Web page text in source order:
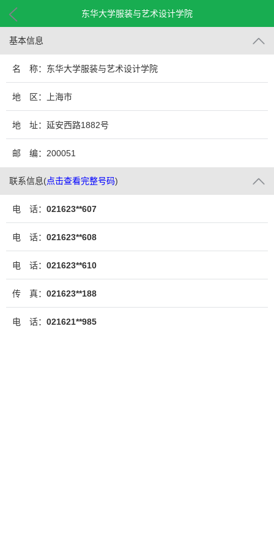
东华大学服装与艺术设计学院
基本信息
名 称：东华大学服装与艺术设计学院
地 区：上海市
地 址：延安西路1882号
邮 编：200051
联系信息(点击查看完整号码)
电 话： 021623**607
电 话： 021623**608
电 话： 021623**610
传 真： 021623**188
电 话： 021621**985